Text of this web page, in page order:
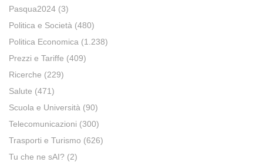
Pasqua2024 (3)
Politica e Società (480)
Politica Economica (1.238)
Prezzi e Tariffe (409)
Ricerche (229)
Salute (471)
Scuola e Università (90)
Telecomunicazioni (300)
Trasporti e Turismo (626)
Tu che ne sAI? (2)